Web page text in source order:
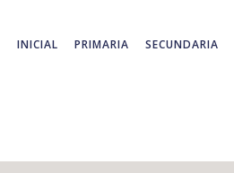
INICIAL PRIMARIA SECUNDARIA